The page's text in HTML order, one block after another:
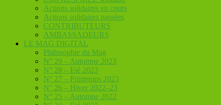
Actions solidaires en cours
Actions solidaires passées
CONTRIBUTEURS
AMBASSADEURS
LE MAG DIGITAL
Philosophie du Mag
N° 29 – Automne 2023
N° 28 – Eté 2023
N° 27 – Printemps 2023
N° 26 – Hiver 2022–23
N° 25 – Automne 2022